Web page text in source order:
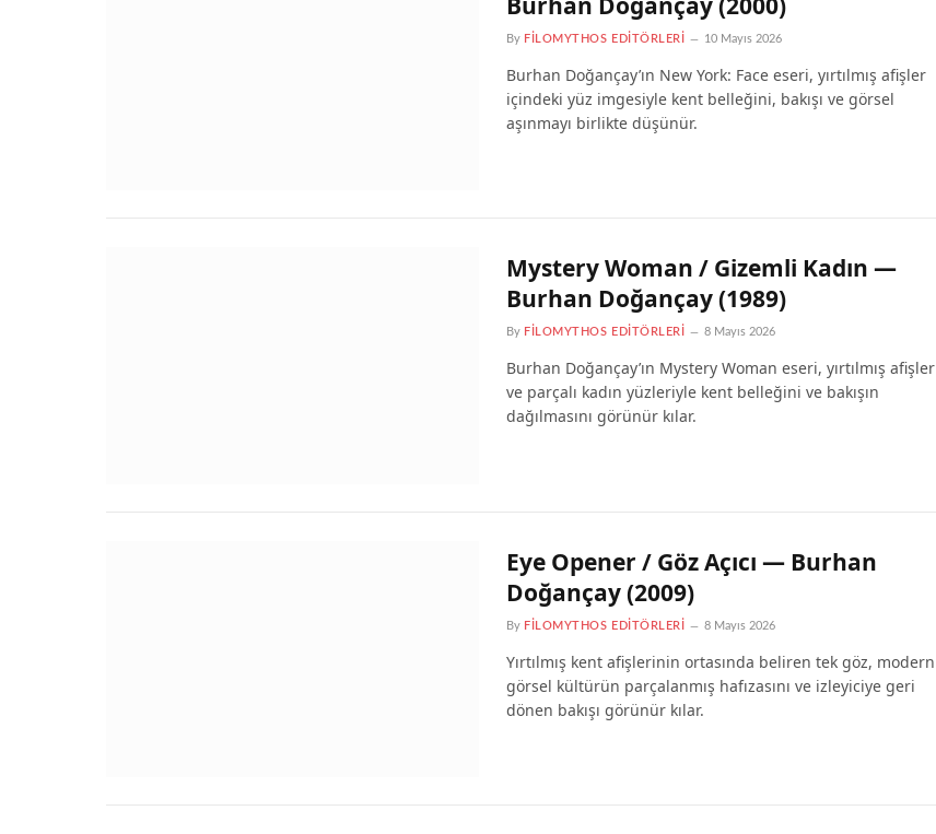
By FILOMYTHOS EDITÖRLERI 10 Mayıs 2026
Burhan Doğançay’ın New York: Face eseri, yırtılmış afişler
içindeki yüz imgesiyle kent belleğini, bakışı ve görsel
aşınmayı birlikte düşünür.
Mystery Woman / Gizemli Kadın —
Burhan Doğançay (1989)
By FILOMYTHOS EDITÖRLERI 8 Mayıs 2026
Burhan Doğançay’ın Mystery Woman eseri, yırtılmış afişler
ve parçalı kadın yüzleriyle kent belleğini ve bakışın
dağılmasını görünür kılar.
Eye Opener / Göz Açıcı — Burhan
Doğançay (2009)
By FILOMYTHOS EDITÖRLERI 8 Mayıs 2026
Yırtılmış kent afişlerinin ortasında beliren tek göz, modern
görsel kültürün parçalanmış hafızasını ve izleyiciye geri
dönen bakışı görünür kılar.